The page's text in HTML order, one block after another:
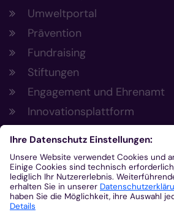
Umweltportal
Prävention
Fundraising
Stiftungen
Engagement und Ehrenamt
Innovationsplattform
Aus der Plattform
Nachrichten
Veranstaltungen